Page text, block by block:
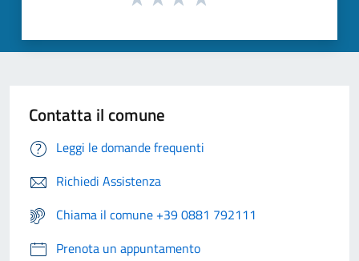
Contatta il comune
Leggi le domande frequenti
Richiedi Assistenza
Chiama il comune +39 0881 792111
Prenota un appuntamento